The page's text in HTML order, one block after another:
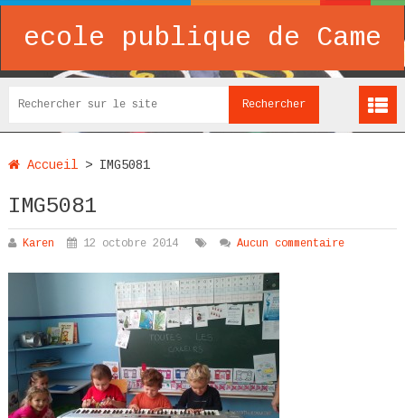
ecole publique de Came
Accueil> IMG5081
IMG5081
Karen 12 octobre 2014 Aucun commentaire